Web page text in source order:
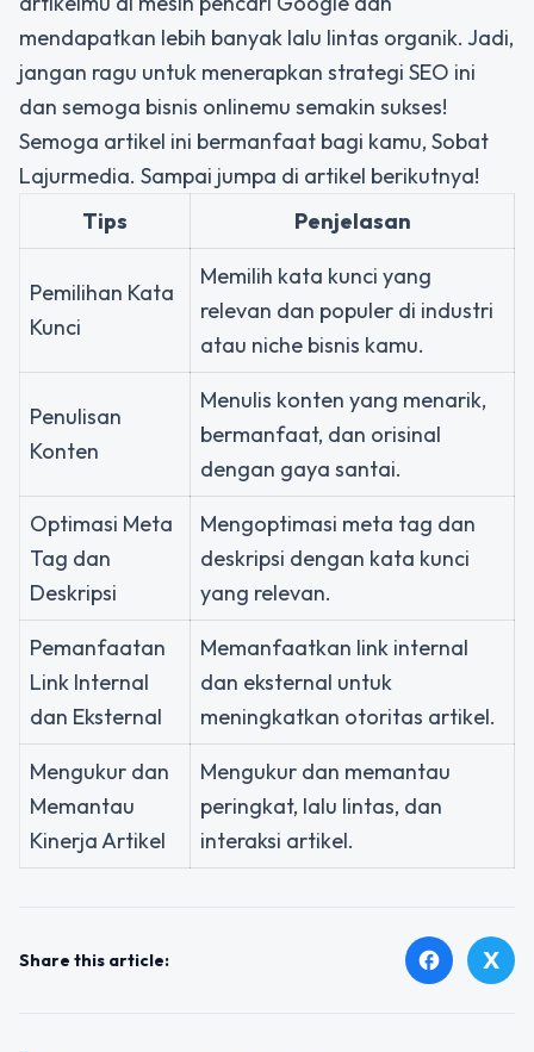
mendapatkan lebih banyak lalu lintas organik. Jadi,
jangan ragu untuk menerapkan strategi SEO ini
dan semoga bisnis onlinemu semakin sukses!
Semoga artikel ini bermanfaat bagi kamu, Sobat
Lajurmedia. Sampai jumpa di artikel berikutnya!
Tips
Penjelasan
Pemilihan Kata
Kunci
Memilih kata kunci yang
relevan dan populer di industri
atau niche bisnis kamu.
Penulisan
Konten
Menulis konten yang menarik,
bermanfaat, dan orisinal
dengan gaya santai.
Optimasi Meta
Tag dan
Deskripsi
Mengoptimasi meta tag dan
deskripsi dengan kata kunci
yang relevan.
Pemanfaatan
Link Internal
dan Eksternal
Memanfaatkan link internal
dan eksternal untuk
meningkatkan otoritas artikel.
Mengukur dan
Memantau
Kinerja Artikel
Mengukur dan memantau
peringkat, lalu lintas, dan
interaksi artikel.
Share this article: facebook X